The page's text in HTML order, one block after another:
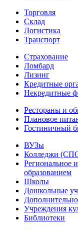
Торговля
Склад
Логистика
Транспорт
Страхование
Ломбард
Лизинг
Кредитные
Некредитные
Рестораны и
Плановое
Гостиничный
ВУЗы
Колледжи
Региональное
образованием
Школы
Дошкольные
Учреждения
Библиотеки